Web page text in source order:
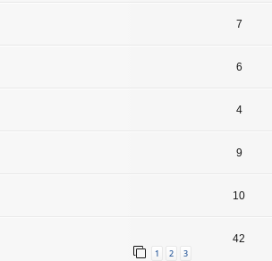
7
6
4
9
10
1 2 3
42